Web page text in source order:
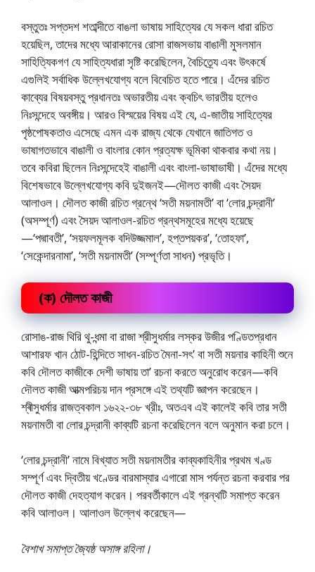
বস্তুতঃ সপ্তদশ শতাব্দীতে বাঙলা ভাষায় সাহিত্যের যে সকল ধারা রচিত
হয়েছিল, তাদের মধ্যে আরাকানের রােসা রাজসভায় বাঙালী মুসলমান
সাহিত্যিকগণ যে সাহিত্যধারা সৃষ্টি করেছিলেন, বৈচিত্র্যে এবং উৎকর্ষে
এগুলিই সর্বাধিক উল্লেখযােগ্য বলে বিবেচিত হতে পারে। এঁদের রচিত
কাব্যের বিষয়বস্তু প্রধানতঃ অভারতীয় এবং ক্বচিৎ ভারতীয় হলেও
নিঃসন্দেহে অবঙ্গীয়। আরও বিস্ময়ের বিষয় এই যে, এ-জাতীয় সাহিত্যের
পৃষ্ঠপােষকতাও এসেছে এমন এক রাজ্য থেকে যেখানে জাতিগত ও
ভাষাগতভাবে বাঙালী ও বাংলার কোন প্রত্যক্ষ ভূমিকা থাকবার কথা নয়।
তবে কবিরা ছিলেন নিঃসন্দেহেই বাঙালী এবং বাংলা-ভাষাভাষী। এঁদের মধ্যে
বিশেষভাবে উল্লেখযােগ্য কবি দুইজনই—দৌলত কাজী এবং সৈয়দ
আলাওল। দৌলত কাজী রচিত গ্রন্থে ‘সতী ময়নামতী’ বা ‘লাের চন্দ্রানী’
(অসম্পূর্ণ) এবং সৈয়দ আলাওল-রচিত গ্রন্থসমূহের মধ্যে হয়েছে
—‘পদ্মাবতী’, ‘সয়ফলমূলক বদিউজ্জমাল’, হপ্তপয়কর’, ‘তােহফা’,
‘সেকেন্দারনামা’, ‘সতী ময়নামতী’ (সম্পূর্ণতা সাধন) প্রভৃতি।
(ক) দৌলত কাজী
রােসাঙ-রাজ থিরি থু-ধন্মা বা রাজা শ্রীসুধর্মার লস্কর উজীর পণ্ডিতপ্রধান
আশারফ খান ঠোট-হিন্দিতে সাধন-রচিত মৈনা-সৎ’ বা সতী ময়নার কাহিনী শুনে
কবি দৌলত কাজীকে দেশী ভাষায় তা’ রচনা করতে অনুরােধ করেন—কবি
দৌলত কাজী আত্মপরিচয় দান প্রসঙ্গে এই তথ্যটি জ্ঞাপন করেছেন।
শ্ৰীসুধর্মার রাজত্বকাল ১৬২২-৩৮ খ্রীঃ, অতএব এই কালেই কবি তার সতী
ময়নামতী বা লাের চন্দ্রানী কাব্যটি রচনা করেছিলেন বলে অনুমান করা চলে।
‘লাের চন্দ্রানী’ নামে বিখ্যাত সতী ময়নামতীর কাব্যকাহিনীর প্রথম খণ্ড
সম্পূর্ণ এবং দ্বিতীয় খণ্ডের বারমাস্যার এগারাে মাস পর্যন্ত রচনা করবার পর
দৌলত কাজী দেহত্যাগ করেন। পরবর্তীকালে এই গ্রন্থটি সমাপ্ত করেন
কবি আলাওল। আলাওল উল্লেখ করেছেন—
বৈশাখ সমাপ্ত জ্যৈষ্ঠ অসাঙ্গ রহিলা।